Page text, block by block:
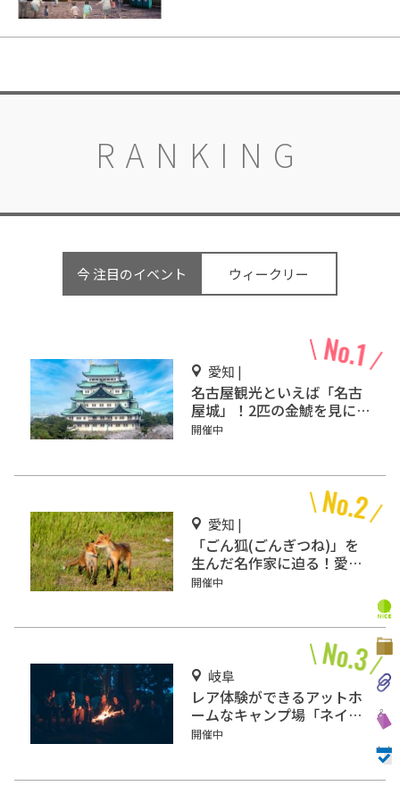
RANKING
今 注目のイベント ウィークリー
愛知 |
名古屋観光といえば「名古
屋城」！2匹の金鯱を見に
行こう
開催中
愛知 |
「ごん狐(ごんぎつね)」を
生んだ名作家に迫る！愛知
県半田市の「新美南吉記念
開催中
岐阜
レア体験ができるアットホ
ームなキャンプ場「ネイチ
ャーランドかみのほ」
開催中